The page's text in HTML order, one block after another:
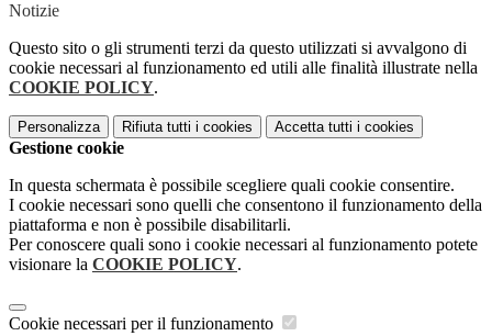
Notizie
Questo sito o gli strumenti terzi da questo utilizzati si avvalgono di
cookie necessari al funzionamento ed utili alle finalità illustrate nella
COOKIE POLICY.
Personalizza Rifiuta tutti i cookies Accetta tutti i cookies
Gestione cookie
In questa schermata è possibile scegliere quali cookie consentire.
I cookie necessari sono quelli che consentono il funzionamento della
piattaforma e non è possibile disabilitarli.
Per conoscere quali sono i cookie necessari al funzionamento potete
visionare la COOKIE POLICY.
Cookie necessari per il funzionamento